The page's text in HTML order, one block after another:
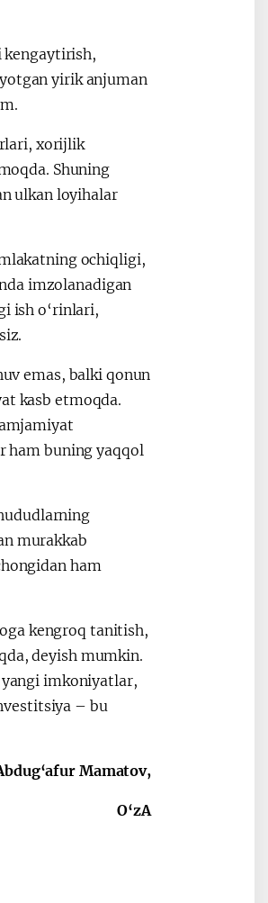
kengaytirish,
yirik anjuman
xorijlik
Shuning
ulkan loyihalar
ochiqligi,
imzolanadigan
ish o‘rinlari,
emas, balki qonun
kasb etmoqda.
ham buning yaqqol
murakkab
ham
kengroq tanitish,
deyish mumkin.
imkoniyatlar,
– bu
Mamatov,
O‘zA